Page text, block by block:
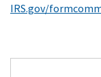
IRS.gov/